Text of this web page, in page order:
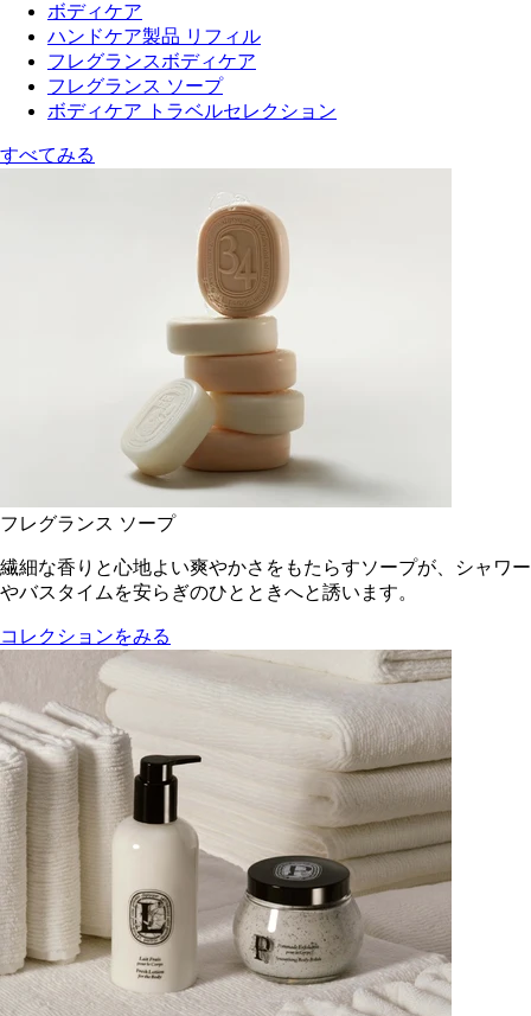
ボディケア
ハンドケア製品 リフィル
フレグランスボディケア
フレグランス ソープ
ボディケア トラベルセレクション
すべてみる
フレグランス ソープ
繊細な香りと心地よい爽やかさをもたらすソープが、シャワー
やバスタイムを安らぎのひとときへと誘います。
コレクションをみる